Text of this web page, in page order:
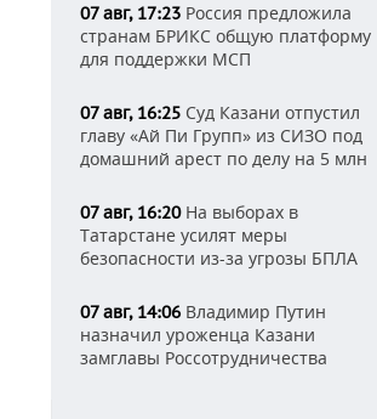
07 авг, 17:23 Россия предложила
странам БРИКС общую платформу
для поддержки МСП
07 авг, 16:25 Суд Казани отпустил
главу «Ай Пи Групп» из СИЗО под
домашний арест по делу на 5 млн
07 авг, 16:20На выборах в
Татарстане усилят меры
безопасности из-за угрозы БПЛА
07 авг, 14:06 Владимир Путин
назначил уроженца Казани
замглавы Россотрудничества